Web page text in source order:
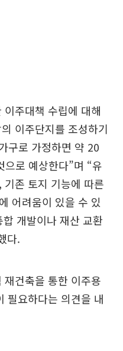
주대책 수립에 대해
이주단지를 조성하기
구로 가정하면 약 20
로 예상한다”며 “유
존 토지 기능에 따른
어려움이 있을 수 있
개발이나 재산 교환
다.
건축을 통한 이주용
필요하다는 의견을 내